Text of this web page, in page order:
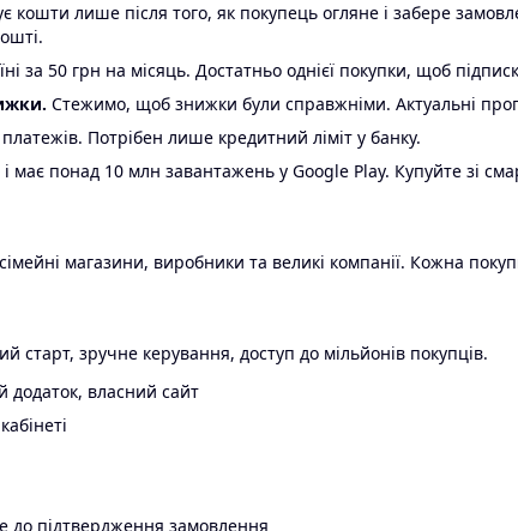
кошти лише після того, як покупець огляне і забере
за 50 грн на місяць. Достатньо однієї покупки, щоб
Стежимо, щоб знижки були справжніми. Актуальні
платежів. Потрібен лише кредитний ліміт у банку.
має понад 10 млн завантажень у Google Play. Купуйте зі
магазини, виробники та великі компанії. Кожна
старт, зручне керування, доступ до мільйонів покупців.
додаток, власний сайт
до підтвердження замовлення